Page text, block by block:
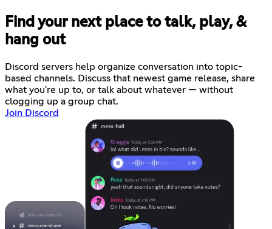
Find your next place to talk, play, &
hang out
Discord servers help organize conversation into topic-
based channels. Discuss that newest game release, share
what you're up to, or talk about whatever — without
clogging up a group chat.
Join Discord